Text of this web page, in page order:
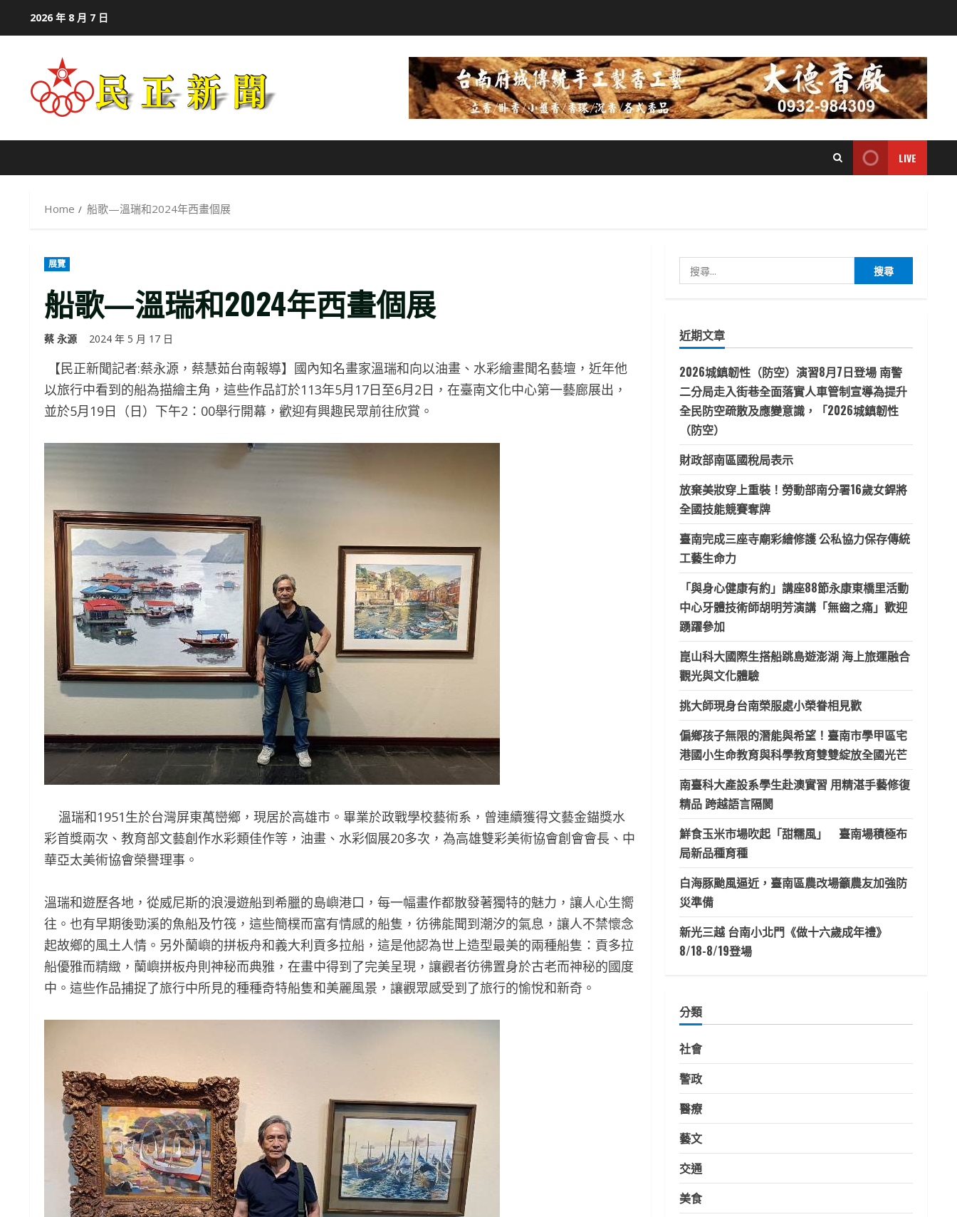
2026 年 8 月 7 日
LIVE
Home 船歌—溫瑞和2024年西畫個展
展覽
船歌—溫瑞和2024年西畫個展
蔡 永源 2024 年 5 月 17 日
【民正新聞記者:蔡永源，蔡慧茹台南報導】國內知名畫家溫瑞和向以油畫、水彩繪畫聞名藝壇，近年他
以旅行中看到的船為描繪主角，這些作品訂於113年5月17日至6月2日，在臺南文化中心第一藝廊展出，
並於5月19日（日）下午2：00舉行開幕，歡迎有興趣民眾前往欣賞。
溫瑞和1951生於台灣屏東萬巒鄉，現居於高雄市。畢業於政戰學校藝術系，曾連續獲得文藝金錨獎水
彩首獎兩次、教育部文藝創作水彩類佳作等，油畫、水彩個展20多次，為高雄雙彩美術協會創會會長、中
華亞太美術協會榮譽理事。
溫瑞和遊歷各地，從威尼斯的浪漫遊船到希臘的島嶼港口，每一幅畫作都散發著獨特的魅力，讓人心生嚮
往。也有早期後勁溪的魚船及竹筏，這些簡樸而富有情感的船隻，彷彿能聞到潮汐的氣息，讓人不禁懷念
起故鄉的風土人情。另外蘭嶼的拼板舟和義大利貢多拉船，這是他認為世上造型最美的兩種船隻：貢多拉
船優雅而精緻，蘭嶼拼板舟則神秘而典雅，在畫中得到了完美呈現，讓觀者彷彿置身於古老而神秘的國度
中。這些作品捕捉了旅行中所見的種種奇特船隻和美麗風景，讓觀眾感受到了旅行的愉悅和新奇。
尋
字:
近期文章
2026城鎮韌性（防空）演習8月7日登場 南警
二分局走入街巷全面落實人車管制宣導為提升
全民防空疏散及應變意識，「2026城鎮韌性
（防空）
財政部南區國稅局表示
放棄美妝穿上重裝！勞動部南分署16歲女銲將
全國技能競賽奪牌
臺南完成三座寺廟彩繪修護 公私協力保存傳統
工藝生命力
「與身心健康有約」講座88節永康東橋里活動
中心牙體技術師胡明芳演講「無齒之痛」歡迎
踴躍參加
崑山科大國際生搭船跳島遊澎湖 海上旅運融合
觀光與文化體驗
挑大師現身台南榮服處小榮眷相見歡
偏鄉孩子無限的潛能與希望！臺南市學甲區宅
港國小生命教育與科學教育雙雙綻放全國光芒
南臺科大產設系學生赴澳實習 用精湛手藝修復
精品 跨越語言隔閡
鮮食玉米市場吹起「甜糯風」 臺南場積極布
局新品種育種
白海豚颱風逼近，臺南區農改場籲農友加強防
災準備
新光三越 台南小北門《做十六歲成年禮》
8/18-8/19登場
分類
社會
警政
醫療
藝文
交通
美食